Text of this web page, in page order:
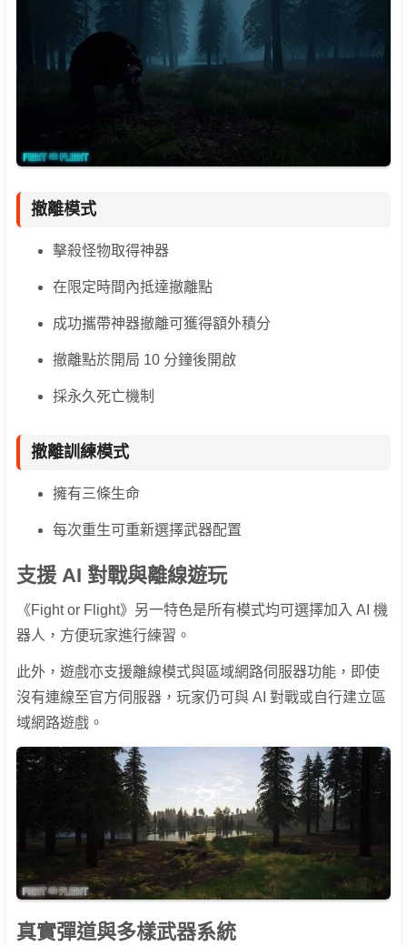
撤離模式
擊殺怪物取得神器
在限定時間內抵達撤離點
成功攜帶神器撤離可獲得額外積分
撤離點於開局 10 分鐘後開啟
採永久死亡機制
撤離訓練模式
擁有三條生命
每次重生可重新選擇武器配置
支援 AI 對戰與離線遊玩
《Fight or Flight》另一特色是所有模式均可選擇加入 AI 機
器人，方便玩家進行練習。
此外，遊戲亦支援離線模式與區域網路伺服器功能，即使
沒有連線至官方伺服器，玩家仍可與 AI 對戰或自行建立區
域網路遊戲。
真實彈道與多樣武器系統